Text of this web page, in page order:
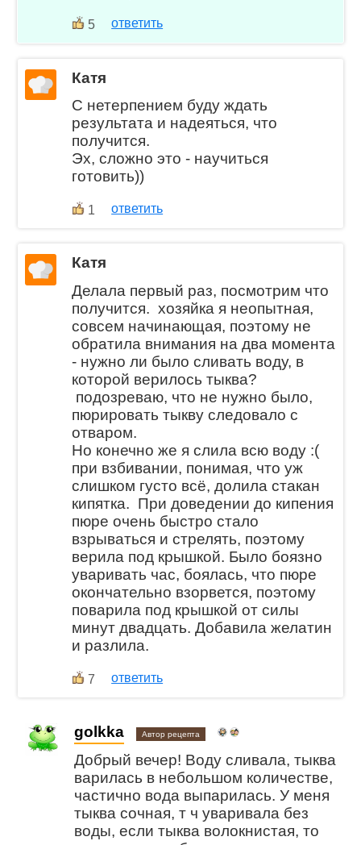
5 ответить
Катя
С нетерпением буду ждать
результата и надеяться, что
получится.
Эх, сложно это - научиться
готовить))
1 ответить
Катя
Делала первый раз, посмотрим что
получится. хозяйка я неопытная,
совсем начинающая, поэтому не
обратила внимания на два момента
- нужно ли было сливать воду, в
которой верилось тыква?
подозреваю, что не нужно было,
пюрировать тыкву следовало с
отваром.
Но конечно же я слила всю воду :(
при взбивании, понимая, что уж
слишком густо всё, долила стакан
кипятка. При доведении до кипения
пюре очень быстро стало
взрываться и стрелять, поэтому
верила под крышкой. Было боязно
уваривать час, боялась, что пюре
окончательно взорвется, поэтому
поварила под крышкой от силы
минут двадцать. Добавила желатин
и разлила.
7 ответить
golkka Автор рецепта
Добрый вечер! Воду сливала, тыква
варилась в небольшом количестве,
частично вода выпарилась. У меня
тыква сочная, т ч уваривала без
воды, если тыква волокнистая, то